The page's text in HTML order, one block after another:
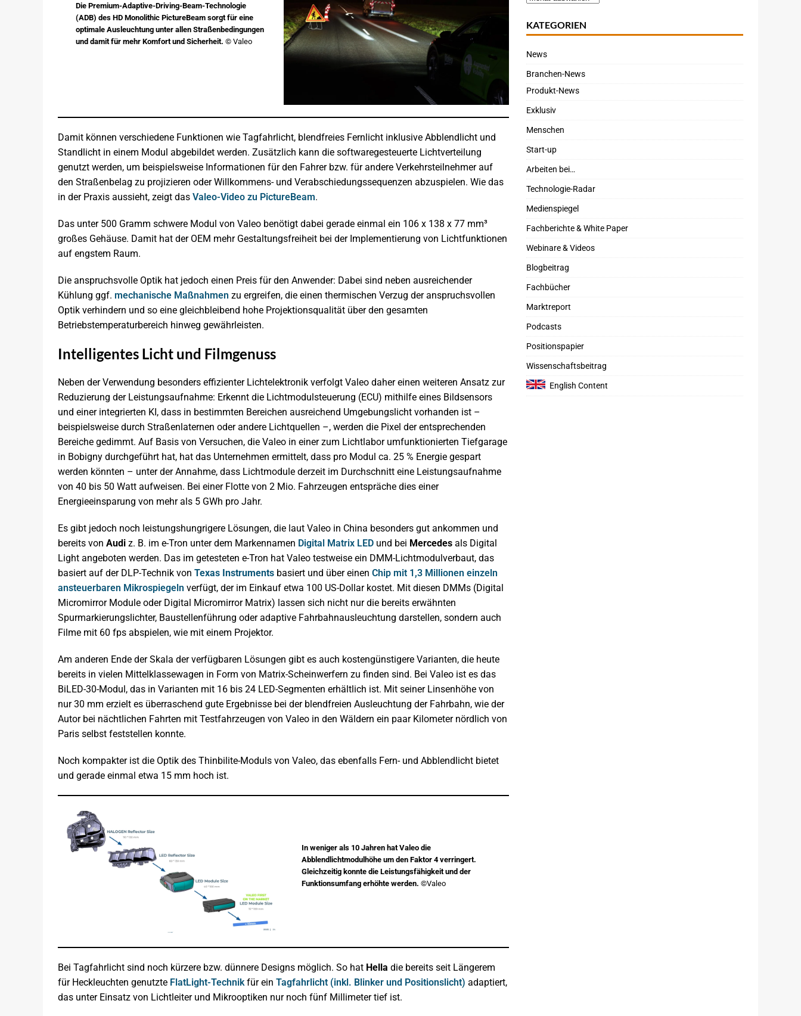
Die Premium-Adaptive-Driving-Beam-Technologie
(ADB) des HD Monolithic PictureBeam sorgt für eine
optimale Ausleuchtung unter allen Straßenbedingungen
und damit für mehr Komfort und Sicherheit. © Valeo
Damit können verschiedene Funktionen wie Tagfahrlicht, blendfreies Fernlicht inklusive Abblendlicht und
Standlicht in einem Modul abgebildet werden. Zusätzlich kann die softwaregesteuerte Lichtverteilung
genutzt werden, um beispielsweise Informationen für den Fahrer bzw. für andere Verkehrsteilnehmer auf
den Straßenbelag zu projizieren oder Willkommens- und Verabschiedungssequenzen abzuspielen. Wie das
in der Praxis aussieht, zeigt das Valeo-Video zu PictureBeam.
Das unter 500 Gramm schwere Modul von Valeo benötigt dabei gerade einmal ein 106 x 138 x 77 mm³
großes Gehäuse. Damit hat der OEM mehr Gestaltungsfreiheit bei der Implementierung von Lichtfunktionen
auf engstem Raum.
Die anspruchsvolle Optik hat jedoch einen Preis für den Anwender: Dabei sind neben ausreichender
Kühlung ggf. mechanische Maßnahmen zu ergreifen, die einen thermischen Verzug der anspruchsvollen
Optik verhindern und so eine gleichbleibend hohe Projektionsqualität über den gesamten
Betriebstemperaturbereich hinweg gewährleisten.
Intelligentes Licht und Filmgenuss
Neben der Verwendung besonders effizienter Lichtelektronik verfolgt Valeo daher einen weiteren Ansatz zur
Reduzierung der Leistungsaufnahme: Erkennt die Lichtmodulsteuerung (ECU) mithilfe eines Bildsensors
und einer integrierten KI, dass in bestimmten Bereichen ausreichend Umgebungslicht vorhanden ist –
beispielsweise durch Straßenlaternen oder andere Lichtquellen –, werden die Pixel der entsprechenden
Bereiche gedimmt. Auf Basis von Versuchen, die Valeo in einer zum Lichtlabor umfunktionierten Tiefgarage
in Bobigny durchgeführt hat, hat das Unternehmen ermittelt, dass pro Modul ca. 25 % Energie gespart
werden könnten – unter der Annahme, dass Lichtmodule derzeit im Durchschnitt eine Leistungsaufnahme
von 40 bis 50 Watt aufweisen. Bei einer Flotte von 2 Mio. Fahrzeugen entspräche dies einer
Energieeinsparung von mehr als 5 GWh pro Jahr.
Es gibt jedoch noch leistungshungrigere Lösungen, die laut Valeo in China besonders gut ankommen und
bereits von Audi z. B. im e-Tron unter dem Markennamen Digital Matrix LED und bei Mercedes als Digital
Light angeboten werden. Das im getesteten e-Tron hat Valeo testweise ein DMM-Lichtmodulverbaut, das
basiert auf der DLP-Technik von Texas Instruments basiert und über einen Chip mit 1,3 Millionen einzeln
ansteuerbaren Mikrospiegeln verfügt, der im Einkauf etwa 100 US-Dollar kostet. Mit diesen DMMs (Digital
Micromirror Module oder Digital Micromirror Matrix) lassen sich nicht nur die bereits erwähnten
Spurmarkierungslichter, Baustellenführung oder adaptive Fahrbahnausleuchtung darstellen, sondern auch
Filme mit 60 fps abspielen, wie mit einem Projektor.
Am anderen Ende der Skala der verfügbaren Lösungen gibt es auch kostengünstigere Varianten, die heute
bereits in vielen Mittelklassewagen in Form von Matrix-Scheinwerfern zu finden sind. Bei Valeo ist es das
BiLED-30-Modul, das in Varianten mit 16 bis 24 LED-Segmenten erhältlich ist. Mit seiner Linsenhöhe von
nur 30 mm erzielt es überraschend gute Ergebnisse bei der blendfreien Ausleuchtung der Fahrbahn, wie der
Autor bei nächtlichen Fahrten mit Testfahrzeugen von Valeo in den Wäldern ein paar Kilometer nördlich von
Paris selbst feststellen konnte.
Noch kompakter ist die Optik des Thinbilite-Moduls von Valeo, das ebenfalls Fern- und Abblendlicht bietet
und gerade einmal etwa 15 mm hoch ist.
In weniger als 10 Jahren hat Valeo die
Abblendlichtmodulhöhe um den Faktor 4 verringert.
Gleichzeitig konnte die Leistungsfähigkeit und der
Funktionsumfang erhöhte werden. ©Valeo
Bei Tagfahrlicht sind noch kürzere bzw. dünnere Designs möglich. So hat Hella die bereits seit Längerem
für Heckleuchten genutzte FlatLight-Technikfür ein Tagfahrlicht (inkl. Blinker und Positionslicht) adaptiert,
das unter Einsatz von Lichtleiter und Mikrooptiken nur noch fünf Millimeter tief ist.
KATEGORIEN
News
Branchen-News
Produkt-News
Exklusiv
Menschen
Start-up
Arbeiten bei…
Technologie-Radar
Medienspiegel
Fachberichte & White Paper
Webinare & Videos
Blogbeitrag
Fachbücher
Marktreport
Podcasts
Positionspapier
Wissenschaftsbeitrag
English Content